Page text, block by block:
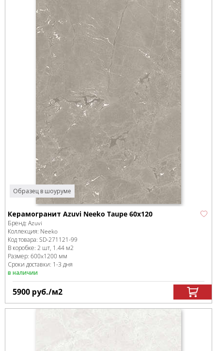
Образец в шоуруме
Керамогранит Azuvi Neeko Taupe 60x120
Бренд: Azuvi
Коллекция: Neeko
Код товара: SD-271121-99
В коробке: 2 шт, 1.44 м2
Размер: 600x1200 мм
Сроки доставки: 1-3 дня
в наличии
5900 руб./м2